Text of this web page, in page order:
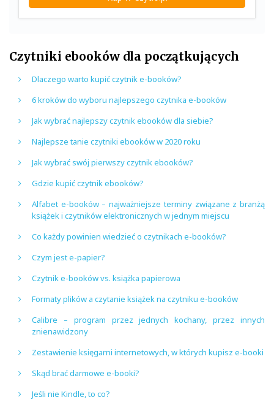
Czytniki ebooków dla początkujących
Dlaczego warto kupić czytnik e-booków?
6 kroków do wyboru najlepszego czytnika e-booków
Jak wybrać najlepszy czytnik ebooków dla siebie?
Najlepsze tanie czytniki ebooków w 2020 roku
Jak wybrać swój pierwszy czytnik ebooków?
Gdzie kupić czytnik ebooków?
Alfabet e-booków – najważniejsze terminy związane z branżą
książek i czytników elektronicznych w jednym miejscu
Co każdy powinien wiedzieć o czytnikach e-booków?
Czym jest e-papier?
Czytnik e-booków vs. książka papierowa
Formaty plików a czytanie książek na czytniku e-booków
Calibre – program przez jednych kochany, przez innych
znienawidzony
Zestawienie księgarni internetowych, w których kupisz e-booki
Skąd brać darmowe e-booki?
Jeśli nie Kindle, to co?